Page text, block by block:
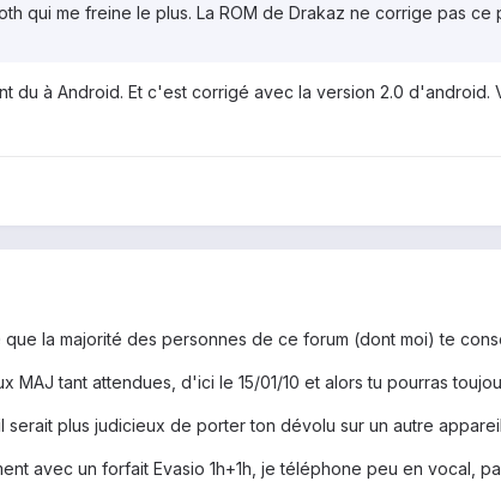
qui me freine le plus. La ROM de Drakaz ne corrige pas ce
du à Android. Et c'est corrigé avec la version 2.0
la majorité des personnes de ce forum (dont moi) te
MAJ tant attendues, d'ici le 15/01/10 et alors tu pourras
serait plus judicieux de porter ton dévolu sur un autre
avec un forfait Evasio 1h+1h, je téléphone peu en vocal,